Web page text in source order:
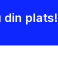
din plats!